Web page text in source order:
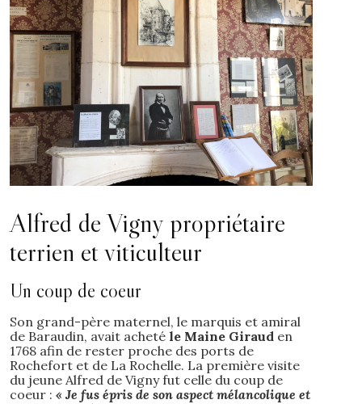
Alfred de Vigny propriétaire
terrien et viticulteur
Un coup de coeur
Son grand-père maternel, le marquis et amiral
de Baraudin, avait achetéle Maine Giraud en
1768 afin de rester proche des ports de
Rochefort et de La Rochelle. La première visite
du jeune Alfred de Vigny fut celle du coup de
coeur :« Je fus épris de son aspect mélancolique et